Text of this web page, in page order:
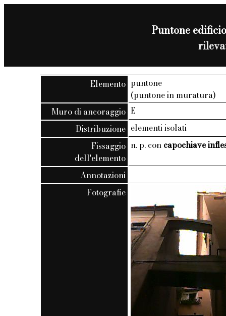
Puntone
Elemento puntone
(puntone in muratura)
Muro di ancoraggio E
Distribuzione elementi isolati
Fissaggio
dell'elemento
n. p. con capochiave
Annotazioni
Fotografie